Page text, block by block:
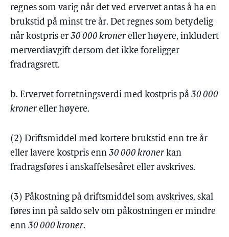
regnes som varig når det ved ervervet antas å ha en
brukstid på minst tre år. Det regnes som betydelig
når kostpris er 30 000 kroner eller høyere, inkludert
merverdiavgift dersom det ikke foreligger
fradragsrett.
b. Ervervet forretningsverdi med kostpris på 30 000
kroner eller høyere.
(2) Driftsmiddel med kortere brukstid enn tre år
eller lavere kostpris enn 30 000 kroner kan
fradragsføres i anskaffelsesåret eller avskrives.
(3) Påkostning på driftsmiddel som avskrives, skal
føres inn på saldo selv om påkostningen er mindre
enn 30 000 kroner.